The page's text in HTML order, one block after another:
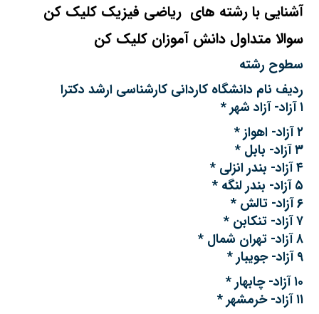
آشنایی با رشته های ریاضی فیزیک کلیک کن
سوالا متداول دانش آموزان کلیک کن
سطوح رشته
ردیف نام دانشگاه کاردانی کارشناسی ارشد دکترا
۱ آزاد- آزاد شهر *
۲ آزاد- اهواز *
۳ آزاد- بابل *
۴ آزاد- بندر انزلی *
۵ آزاد- بندر لنگه *
۶ آزاد- تالش *
۷ آزاد- تنکابن *
۸ آزاد- تهران شمال *
۹ آزاد- جویبار *
۱۰ آزاد- چابهار *
۱۱ آزاد- خرمشهر *